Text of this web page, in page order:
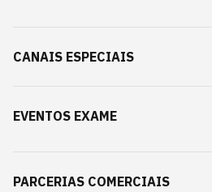
CANAIS ESPECIAIS
EVENTOS EXAME
PARCERIAS COMERCIAIS